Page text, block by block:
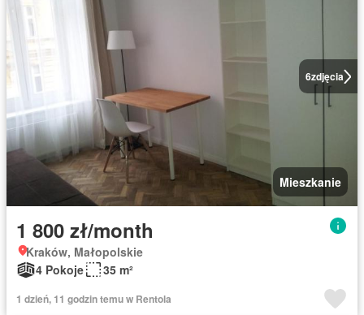
6zdjęcia
Mieszkanie
1 800 zł/month
Kraków, Małopolskie
4 Pokoje
35 m²
1 dzień, 11 godzin temu w Rentola